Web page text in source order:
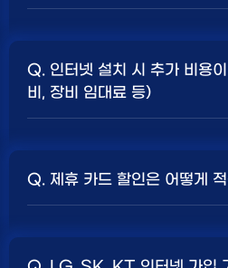
보통 500Mbps 또는 1Gbps 인
가입할 때현금 사은품
세요.
Q. 인터넷 설치 시 추가 비용
비, 장비 임대료 등)
청구되는 경우가 많습니다. 다만,
책 확인 필수.
Q. 제휴 카드 할인은 어떻게